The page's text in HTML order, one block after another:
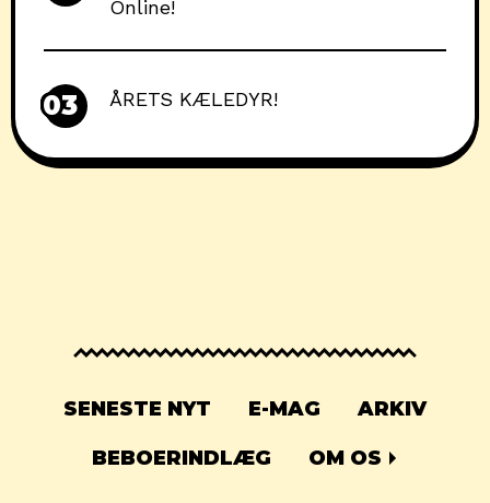
Online!
03 ÅRETS KÆLEDYR!
SENESTE NYT E-MAG ARKIV
BEBOERINDLÆG OM OS